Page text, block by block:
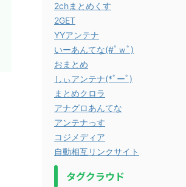
2chまとめくす
2GET
YYアンテナ
いーあんてな(#ﾟｗﾟ)
おまとめ
しぃアンテナ(*ﾟーﾟ)
まとめクロラ
アナグロあんてな
アンテナっす
コジメディア
自動相互リンクサイト
タグクラウド